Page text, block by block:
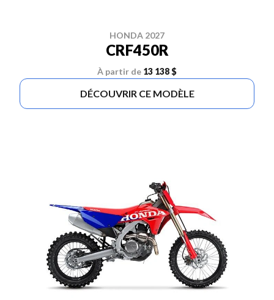
HONDA 2027
CRF450R
À partir de 13 138 $
DÉCOUVRIR CE MODÈLE